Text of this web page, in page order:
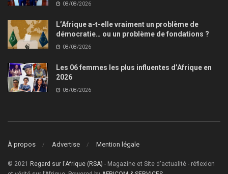
08/08/2026
L’Afrique a-t-elle vraiment un problème de
démocratie… ou un problème de fondations ?
08/08/2026
Les 06 femmes les plus influentes d’Afrique en
2026
08/08/2026
À propos Advertise Mention légale
© 2021 Regard sur l'Afrique (RSA) - Magazine et Site d'actualité - réflexion